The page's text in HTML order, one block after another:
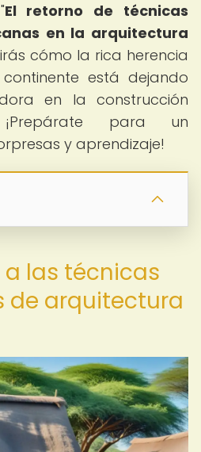
El retorno de técnicas
en la arquitectura
cómo la rica herencia
está dejando
en la construcción
¡Prepárate para un
y aprendizaje!
las técnicas
de arquitectura